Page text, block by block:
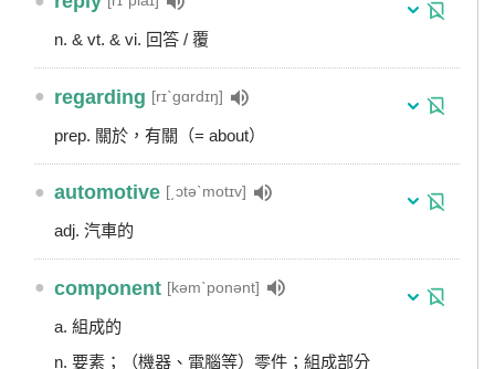
n. & vt. & vi. 回答 / 覆
● regarding [rɪˋgɑrdɪŋ]
prep. 關於，有關（= about）
● automotive [͵ɔtəˋmotɪv]
adj. 汽車的
● component [kəmˋponənt]
a. 組成的
n. 要素；（機器、電腦等）零件；組成部分